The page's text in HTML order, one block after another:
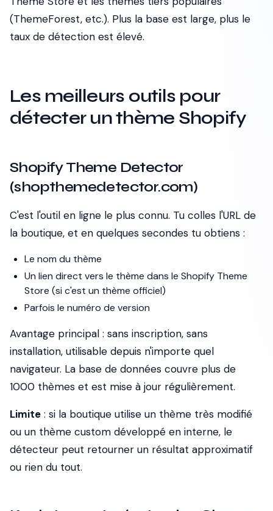
(ThemeForest, etc.). Plus la base est large, plus le
taux de détection est élevé.
Les meilleurs outils pour
détecter un thème Shopify
Shopify Theme Detector
(shopthemedetector.com)
C'est l'outil en ligne le plus connu. Tu colles l'URL de
la boutique, et en quelques secondes tu obtiens :
Le nom du thème
Un lien direct vers le thème dans le Shopify Theme
Store (si c'est un thème officiel)
Parfois le numéro de version
Avantage principal : sans inscription, sans
installation, utilisable depuis n'importe quel
navigateur. La base de données couvre plus de
1000 thèmes et est mise à jour régulièrement.
Limite : si la boutique utilise un thème très modifié
ou un thème custom développé en interne, le
détecteur peut retourner un résultat approximatif
ou rien du tout.